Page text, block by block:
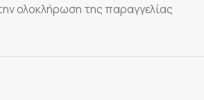
ολοκλήρωση της παραγγελίας